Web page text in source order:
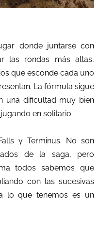
donde juntarse con
las rondas más altas,
que esconde cada uno
La fórmula sigue
una dificultad muy bien
en solitario.
y Terminus. No son
de la saga, pero
todos sabemos que
con las sucesivas
lo que tenemos es un